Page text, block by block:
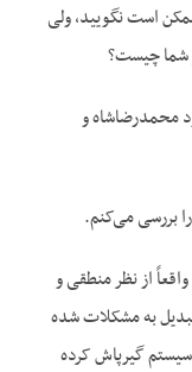
است نگویید، ولی
شما چیست؟
محمدرضاشاه و
بررسی می‌کنم.
و واقعاً از نظر منطقی و
به مشکلات شده
گیرپاش کرده